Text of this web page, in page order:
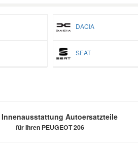
DACIA
SEAT
Innenausstattung Autoersatzteile
für Ihren PEUGEOT 206